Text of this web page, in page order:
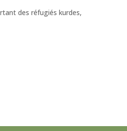
des réfugiés kurdes,